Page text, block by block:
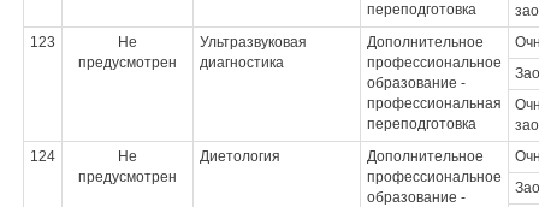
переподготовка
123
Не
предусмотрен
Ультразвуковая
диагностика
Дополнительное
профессиональное
образование -
профессиональная
переподготовка
124
Не
предусмотрен
Диетология
Дополнительное
профессиональное
образование -